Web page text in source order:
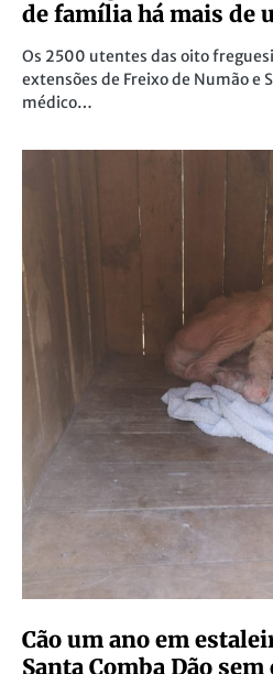
de família há mais de
Os 2500 utentes das oito
extensões de Freixo de Numão e
médico…
Cão um ano em
Santa Comba Dão